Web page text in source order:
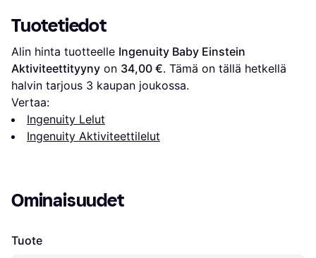
Tuotetiedot
Alin hinta tuotteelle Ingenuity Baby Einstein
Aktiviteettityyny on 34,00 €. Tämä on tällä hetkellä
halvin tarjous 3 kaupan joukossa.
Vertaa:
Ingenuity Lelut
Ingenuity Aktiviteettilelut
Ominaisuudet
Tuote